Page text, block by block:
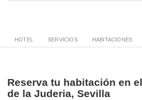
HOTEL SERVICIOS HABITACIONES
Reserva tu habitación en
de la Juderia, Sevilla